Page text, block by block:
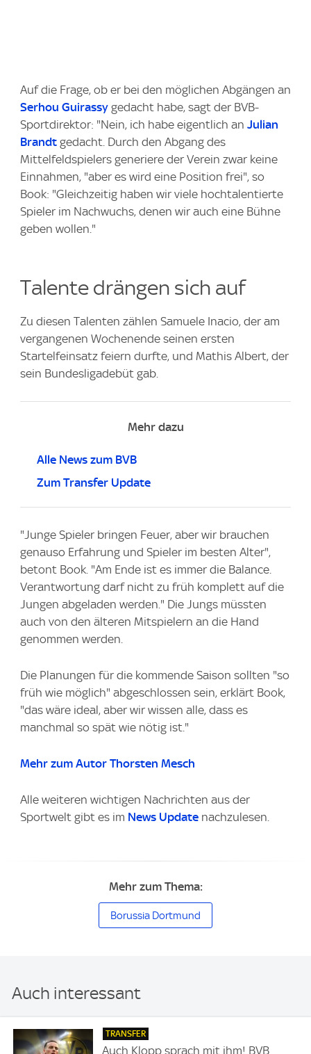
Auf die Frage, ob er bei den möglichen Abgängen an
Serhou Guirassy gedacht habe, sagt der BVB-
Sportdirektor: "Nein, ich habe eigentlich an Julian
Brandt gedacht. Durch den Abgang des
Mittelfeldspielers generiere der Verein zwar keine
Einnahmen, "aber es wird eine Position frei", so
Book: "Gleichzeitig haben wir viele hochtalentierte
Spieler im Nachwuchs, denen wir auch eine Bühne
geben wollen."
Talente drängen sich auf
Zu diesen Talenten zählen Samuele Inacio, der am
vergangenen Wochenende seinen ersten
Startelfeinsatz feiern durfte, und Mathis Albert, der
sein Bundesligadebüt gab.
Mehr dazu
Alle News zum BVB
Zum Transfer Update
"Junge Spieler bringen Feuer, aber wir brauchen
genauso Erfahrung und Spieler im besten Alter",
betont Book. "Am Ende ist es immer die Balance.
Verantwortung darf nicht zu früh komplett auf die
Jungen abgeladen werden." Die Jungs müssten
auch von den älteren Mitspielern an die Hand
genommen werden.
Die Planungen für die kommende Saison sollten "so
früh wie möglich" abgeschlossen sein, erklärt Book,
"das wäre ideal, aber wir wissen alle, dass es
manchmal so spät wie nötig ist."
Mehr zum Autor Thorsten Mesch
Alle weiteren wichtigen Nachrichten aus der
Sportwelt gibt es im News Update nachzulesen.
Mehr zum Thema:
Borussia Dortmund
Auch interessant
TRANSFER
Auch Klopp sprach mit ihm! BVB